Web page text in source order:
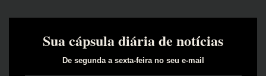
Sua cápsula diária de notícias
De segunda a sexta-feira no seu e-mail